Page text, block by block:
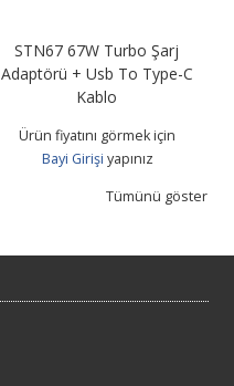
STN67 67W Turbo Şarj
Adaptörü + Usb To Type-C
Kablo
Ürün fiyatını görmek için
Bayi Girişi yapınız
Tümünü göster